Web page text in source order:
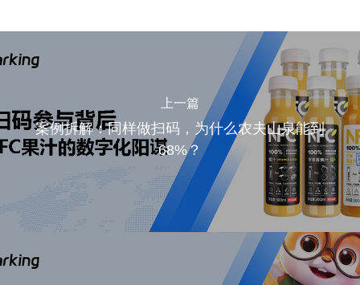
上一篇
案例拆解：同样做扫码，为什么农夫山泉能到
68%？